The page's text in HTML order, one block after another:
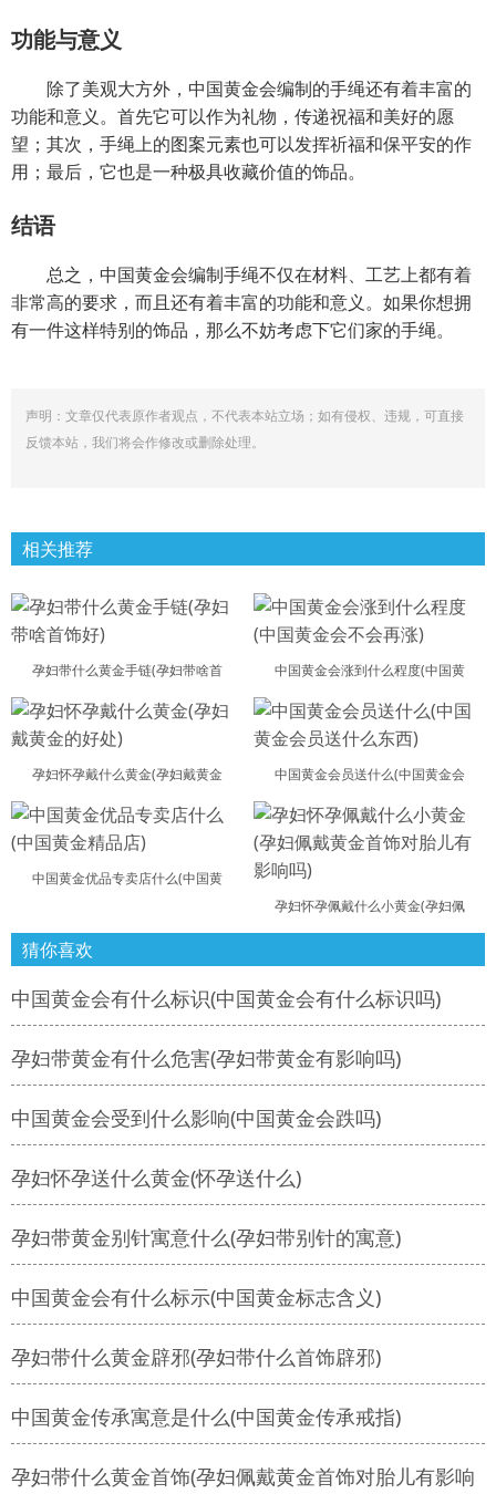
功能与意义
除了美观大方外，中国黄金会编制的手绳还有着丰富的
功能和意义。首先它可以作为礼物，传递祝福和美好的愿
望；其次，手绳上的图案元素也可以发挥祈福和保平安的作
用；最后，它也是一种极具收藏价值的饰品。
结语
总之，中国黄金会编制手绳不仅在材料、工艺上都有着
非常高的要求，而且还有着丰富的功能和意义。如果你想拥
有一件这样特别的饰品，那么不妨考虑下它们家的手绳。
声明：文章仅代表原作者观点，不代表本站立场；如有侵权、违规，可直接
反馈本站，我们将会作修改或删除处理。
相关推荐
孕妇带什么黄金手链(孕妇带啥首 中国黄金会涨到什么程度(中国黄
孕妇怀孕戴什么黄金(孕妇戴黄金 中国黄金会员送什么(中国黄金会
中国黄金优品专卖店什么(中国黄
孕妇怀孕佩戴什么小黄金(孕妇佩
猜你喜欢
中国黄金会有什么标识(中国黄金会有什么标识吗)
孕妇带黄金有什么危害(孕妇带黄金有影响吗)
中国黄金会受到什么影响(中国黄金会跌吗)
孕妇怀孕送什么黄金(怀孕送什么)
孕妇带黄金别针寓意什么(孕妇带别针的寓意)
中国黄金会有什么标示(中国黄金标志含义)
孕妇带什么黄金辟邪(孕妇带什么首饰辟邪)
中国黄金传承寓意是什么(中国黄金传承戒指)
孕妇带什么黄金首饰(孕妇佩戴黄金首饰对胎儿有影响